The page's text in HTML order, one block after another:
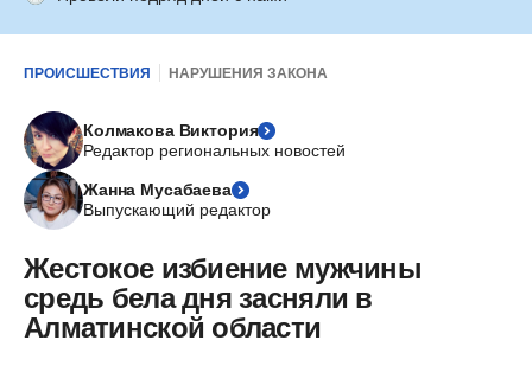
ПРОИСШЕСТВИЯ НАРУШЕНИЯ ЗАКОНА
Колмакова Виктория
Редактор региональных новостей
Жанна Мусабаева
Выпускающий редактор
Жестокое избиение мужчины
средь бела дня засняли в
Алматинской области